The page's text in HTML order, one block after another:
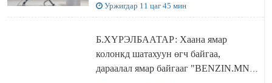
Уржигдар 11 цаг 45 мин
Б.ХҮРЭЛБААТАР: Хаана ямар
колонкд шатахуун өгч байгаа,
дараалал ямар байгааг "BENZIN.MN”